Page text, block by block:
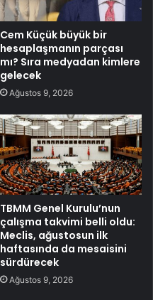
Cem Küçük büyük bir
hesaplaşmanın parçası
mı? Sıra medyadan kimlere
gelecek
Ağustos 9, 2026
TBMM Genel Kurulu’nun
çalışma takvimi belli oldu:
Meclis, ağustosun ilk
haftasında da mesaisini
sürdürecek
Ağustos 9, 2026